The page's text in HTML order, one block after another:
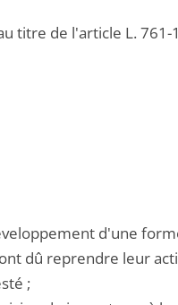
titre de l'article L. 761-
d'une
dû reprendre leur
;